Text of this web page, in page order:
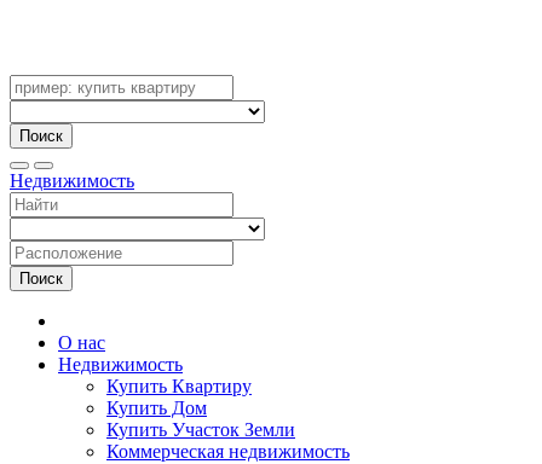
Поиск
Недвижимость
Поиск
О нас
Недвижимость
Купить Квартиру
Купить Дом
Купить Участок Земли
Коммерческая недвижимость